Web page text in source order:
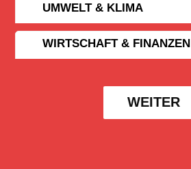
UMWELT & KLIMA
WIRTSCHAFT & FINANZEN
WEITER